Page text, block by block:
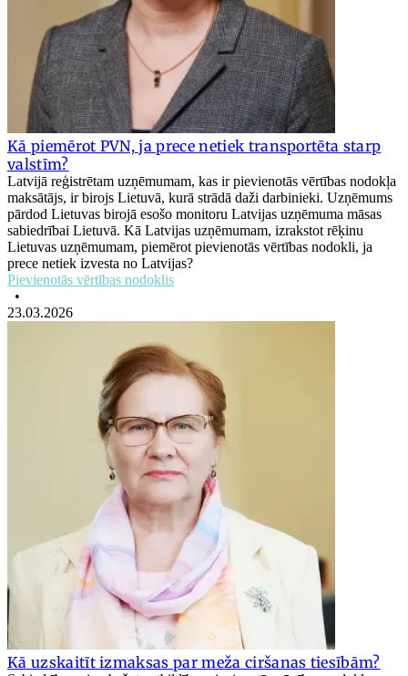
Kā piemērot PVN, ja prece netiek transportēta starp
valstīm?
Latvijā reģistrētam uzņēmumam, kas ir pievienotās vērtības nodokļa
maksātājs, ir birojs Lietuvā, kurā strādā daži darbinieki. Uzņēmums
pārdod Lietuvas birojā esošo monitoru Latvijas uzņēmuma māsas
sabiedrībai Lietuvā. Kā Latvijas uzņēmumam, izrakstot rēķinu
Lietuvas uzņēmumam, piemērot pievienotās vērtības nodokli, ja
prece netiek izvesta no Latvijas?
Pievienotās vērtības nodoklis
•
23.03.2026
Kā uzskaitīt izmaksas par meža ciršanas tiesībām?